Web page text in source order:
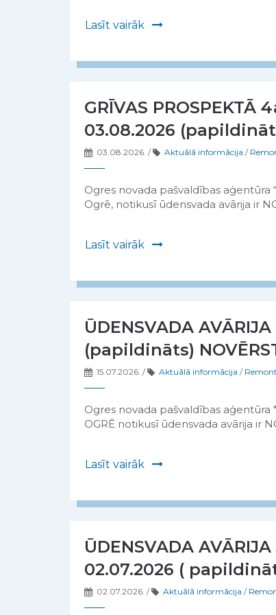
Lasīt vairāk
GRĪVAS PROSPEKTĀ
03.08.2026
03.08.2026. / Aktuālā informācija /
Ogres novada pašvaldības aģentūra
Ogrē, notikusī ūdensvada avārija ir
Lasīt vairāk
ŪDENSVADA
(papildināts)
15.07.2026. / Aktuālā informācija /
Ogres novada pašvaldības aģentūra
OGRĒ notikusī ūdensvada avārija ir
Lasīt vairāk
ŪDENSVADA
02.07.2026 (
02.07.2026. / Aktuālā informācija /